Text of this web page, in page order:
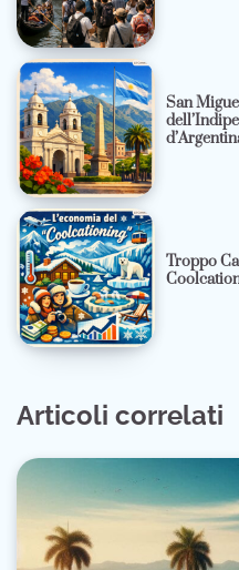
San
Troppo
Articoli correlati